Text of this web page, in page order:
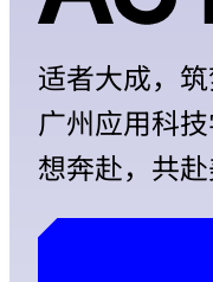
适者大成，
广州应用科
想奔赴，共